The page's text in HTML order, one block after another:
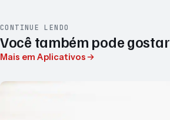
CONTINUE LENDO
Você também pode gostar
Mais em Aplicativos